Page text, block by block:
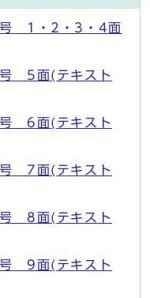
1・2・3・4面
5面(テキスト
6面(テキスト
7面(テキスト
8面(テキスト
9面(テキスト